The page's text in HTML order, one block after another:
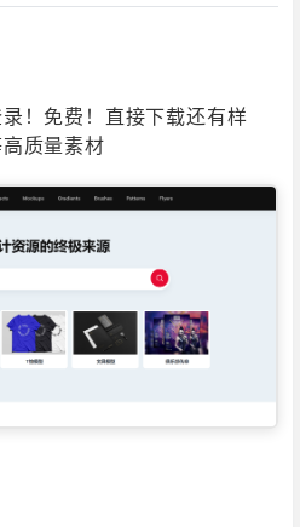
！免费！直接下载还有样
质量素材